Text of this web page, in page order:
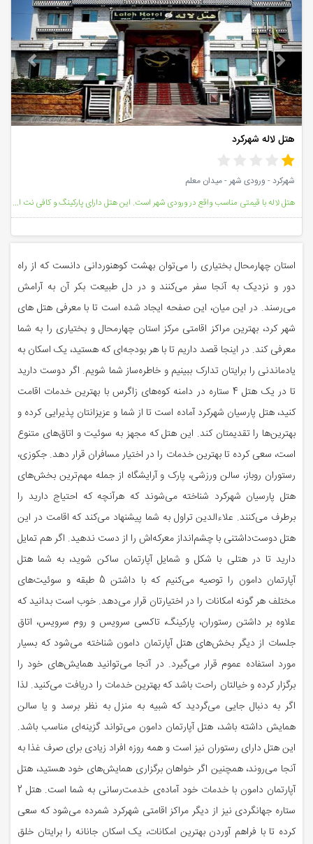
هتل لاله شهرکرد
شهرکرد - ورودی شهر - میدان معلم
هتل لاله با قیمتی مناسب واقع در ورودی شهر است. این هتل دارای پارکینگ و کافی نت است و اتاق های آن مجه
استان چهارمحال بختیاری را می‌توان بهشت کوهنوردانی دانست که از راه
دور و نزدیک به آنجا سفر می‌کنند و در دل طبیعت بکر آن به آرامش
می‌رسند. در این میان، این صفحه ایجاد شده است تا با معرفی هتل های
شهر کرد، بهترین‌ مراکز اقامتی مرکز استان چهارمحال و بختیاری را به شما
معرفی کند. در اینجا قصد داریم تا با هر بودجه‌ای که هستید، یک اسکان به
یادماندنی را برایتان تدارک ببینیم و خاطره‌ساز شما شویم. اگر دوست دارید
تا در یک هتل 4 ستاره در دامنه کوه‌های زاگرس با بهترین خدمات اقامت
کنید، هتل پارسیان شهرکرد آماده است تا از شما و عزیزانتان پذیرایی کرده و
بهترین‌ها را تقدیمتان کند. این هتل که مجهز به سوئیت و اتاق‌های متنوع
است، سعی کرده تا بهترین خدمات را در اختیار مسافران قرار دهد. جکوزی،
رستوران روباز، سالن ورزشی، پارک و آرایشگاه از جمله مهم‌ترین بخش‌های
هتل پارسیان شهرکرد شناخته می‌شوند که هرآنچه که احتیاج دارید را
برطرف می‌کنند. علاءالدین تراول به شما پیشنهاد می‌کند که اقامت در این
هتل دوست‌داشتنی با چشم‌انداز معرکه‌اش را از دست ندهید. اگر هم تمایل
دارید تا در هتلی با شکل و شمایل آپارتمان ساکن شوید، به شما هتل
آپارتمان دامون را توصیه می‌کنیم که با داشتن 5 طبقه و سوئیت‌های
مختلف هر گونه امکانات را در اختیارتان قرار می‌دهد. خوب است بدانید که
علاوه بر داشتن رستوران، پارکینگ، تاکسی سرویس و روم سرویس، اتاق
جلسات از دیگر بخش‌های هتل آپارتمان دامون شناخته می‌شود که بسیار
مورد استفاده عموم قرار می‌گیرد. در آنجا می‌توانید همایش‌های خود را
برگزار کرده و خیالتان راحت باشد که بهترین خدمات را دریافت می‌کنید. لذا
اگر به دنبال جایی می‌گردید که شبیه به منزل به نظر برسد و یا سالن
همایش داشته باشد، هتل آپارتمان دامون می‌تواند گزینه‌ای مناسب باشد.
این هتل دارای رستوران نیز است و همه روزه افراد زیادی برای صرف غذا به
آنجا می‌روند، همچنین اگر خواهان برگزاری همایش‌های خود هستید، هتل
آپارتمان دامون با خدمات خود آماده‌ی خدمت‌رسانی به شما است. هتل 2
ستاره جهانگردی نیز از دیگر مراکز اقامتی شهرکرد شمرده می‌شود که سعی
کرده تا با فراهم آوردن بهترین امکانات، یک اسکان جانانه را برایتان خلق